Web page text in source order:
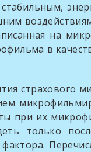
на
в
при их
только